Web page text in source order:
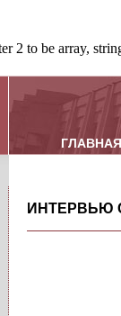
2 to be array,
ГЛАВНАЯ
ИНТЕРВЬЮ